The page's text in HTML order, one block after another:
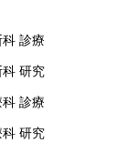
診療
研究
診療
研究